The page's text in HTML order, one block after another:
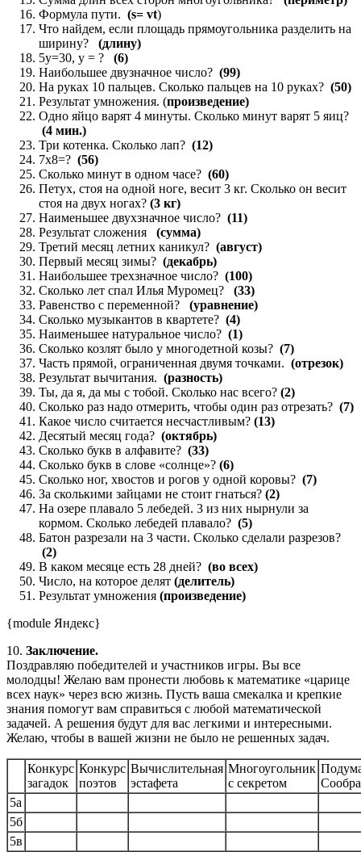
Формула пути. (s= vt)
Что найдем, если площадь прямоугольника разделить на
ширину? (длину)
5у=30, у = ? (6)
Наибольшее двузначное число? (99)
На руках 10 пальцев. Сколько пальцев на 10 руках? (50)
Результат умножения. (произведение)
Одно яйцо варят 4 минуты. Сколько минут варят 5 яиц?
(4 мин.)
Три котенка. Сколько лап? (12)
7х8=? (56)
Сколько минут в одном часе? (60)
Петух, стоя на одной ноге, весит 3 кг. Сколько он весит
стоя на двух ногах? (3 кг)
Наименьшее двухзначное число? (11)
Результат сложения (сумма)
Третий месяц летних каникул? (август)
Первый месяц зимы? (декабрь)
Наибольшее трехзначное число? (100)
Сколько лет спал Илья Муромец? (33)
Равенство с переменной? (уравнение)
Сколько музыкантов в квартете? (4)
Наименьшее натуральное число? (1)
Сколько козлят было у многодетной козы? (7)
Часть прямой, ограниченная двумя точками. (отрезок)
Результат вычитания. (разность)
Ты, да я, да мы с тобой. Сколько нас всего? (2)
Сколько раз надо отмерить, чтобы один раз отрезать? (7)
Какое число считается несчастливым? (13)
Десятый месяц года? (октябрь)
Сколько букв в алфавите? (33)
Сколько букв в слове «солнце»? (6)
Сколько ног, хвостов и рогов у одной коровы? (7)
За сколькими зайцами не стоит гнаться? (2)
На озере плавало 5 лебедей. 3 из них нырнули за
кормом. Сколько лебедей плавало? (5)
Батон разрезали на 3 части. Сколько сделали разрезов?
(2)
В каком месяце есть 28 дней? (во всех)
Число, на которое делят (делитель)
Результат умножения (произведение)
{module Яндекс}
10. Заключение.
Поздравляю победителей и участников игры. Вы все
молодцы! Желаю вам пронести любовь к математике «царице
всех наук» через всю жизнь. Пусть ваша смекалка и крепкие
знания помогут вам справиться с любой математической
задачей. А решения будут для вас легкими и интересными.
Желаю, чтобы в вашей жизни не было не решенных задач.
Конкурс
загадок
Конкурс
поэтов
Вычислительная
эстафета
Многоугольник
с секретом
5а
5б
5в